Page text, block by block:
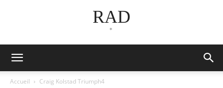
RAD
*
Accueil Craig Kolstad Triumph4